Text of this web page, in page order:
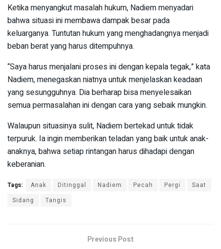
Ketika menyangkut masalah hukum, Nadiem menyadari
bahwa situasi ini membawa dampak besar pada
keluarganya. Tuntutan hukum yang menghadangnya menjadi
beban berat yang harus ditempuhnya.
“Saya harus menjalani proses ini dengan kepala tegak,” kata
Nadiem, menegaskan niatnya untuk menjelaskan keadaan
yang sesungguhnya. Dia berharap bisa menyelesaikan
semua permasalahan ini dengan cara yang sebaik mungkin.
Walaupun situasinya sulit, Nadiem bertekad untuk tidak
terpuruk. Ia ingin memberikan teladan yang baik untuk anak-
anaknya, bahwa setiap rintangan harus dihadapi dengan
keberanian.
Tags: Anak Ditinggal Nadiem Pecah Pergi
Saat
Sidang
Tangis
Previous Post